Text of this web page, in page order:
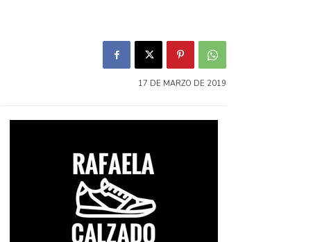
17 DE MARZO DE 2019